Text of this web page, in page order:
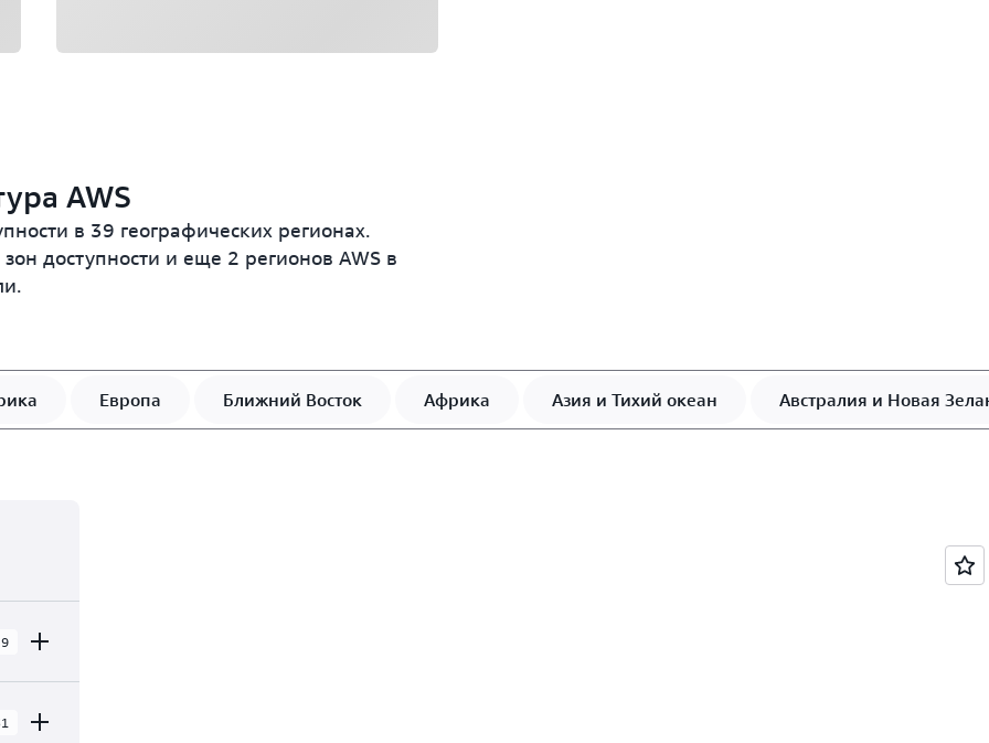
AWS
в 39 географических регионах.
доступности и еще 2 регионов AWS в
Европа Ближний Восток Африка Азия и Тихий океан Австралия и Новая
9